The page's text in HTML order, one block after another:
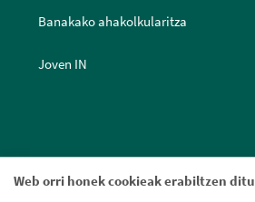
Web orri honek cookieak erabiltzen ditu
Banakako ahakolkularitza
Joven IN